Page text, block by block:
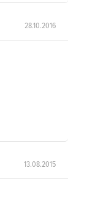
28.10.2016
13.08.2015